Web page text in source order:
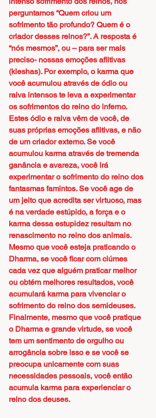
perguntamos “Quem criou um
sofrimento tão profundo? Quem é o
criador desses reinos?”. A resposta é
“nós mesmos”, ou – para ser mais
preciso- nossas emoções aflitivas
(kleshas). Por exemplo, o karma que
você acumulou através de ódio ou
raiva intensos te leva a experimentar
os sofrimentos do reino do inferno.
Estes ódio e raiva vêm de você, de
suas próprias emoções aflitivas, e não
de um criador externo. Se você
acumulou karma através de tremenda
ganância e avareza, você irá
experimentar o sofrimento do reino dos
fantasmas famintos. Se você age de
um jeito que acredita ser virtuoso, mas
é na verdade estúpido, a força e o
karma dessa estupidez resultam no
renascimento no reino dos animais.
Mesmo que você esteja praticando o
Dharma, se você ficar com ciúmes
cada vez que alguém praticar melhor
ou obtém melhores resultados, você
acumulará karma para vivenciar o
sofrimento do reino dos semideuses.
Finalmente, mesmo que você pratique
o Dharma e grande virtude, se você
tem um sentimento de orgulho ou
arrogância sobre isso e se você se
preocupa unicamente com suas
necessidades pessoais, você então
acumula karma para experienciar o
reino dos deuses.